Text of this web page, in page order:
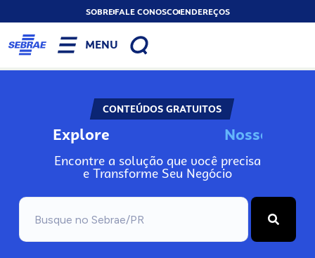
SOBREFALE CONOSCOENDEREÇOS
MENU
CONTEÚDOS GRATUITOS
Explore No
Encontre a solução que você precisa
e Transforme Seu Negócio